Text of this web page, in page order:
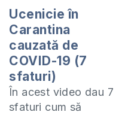
Ucenicie în
Carantina
cauzată de
COVID-19 (7
sfaturi)
În acest video dau 7
sfaturi cum să